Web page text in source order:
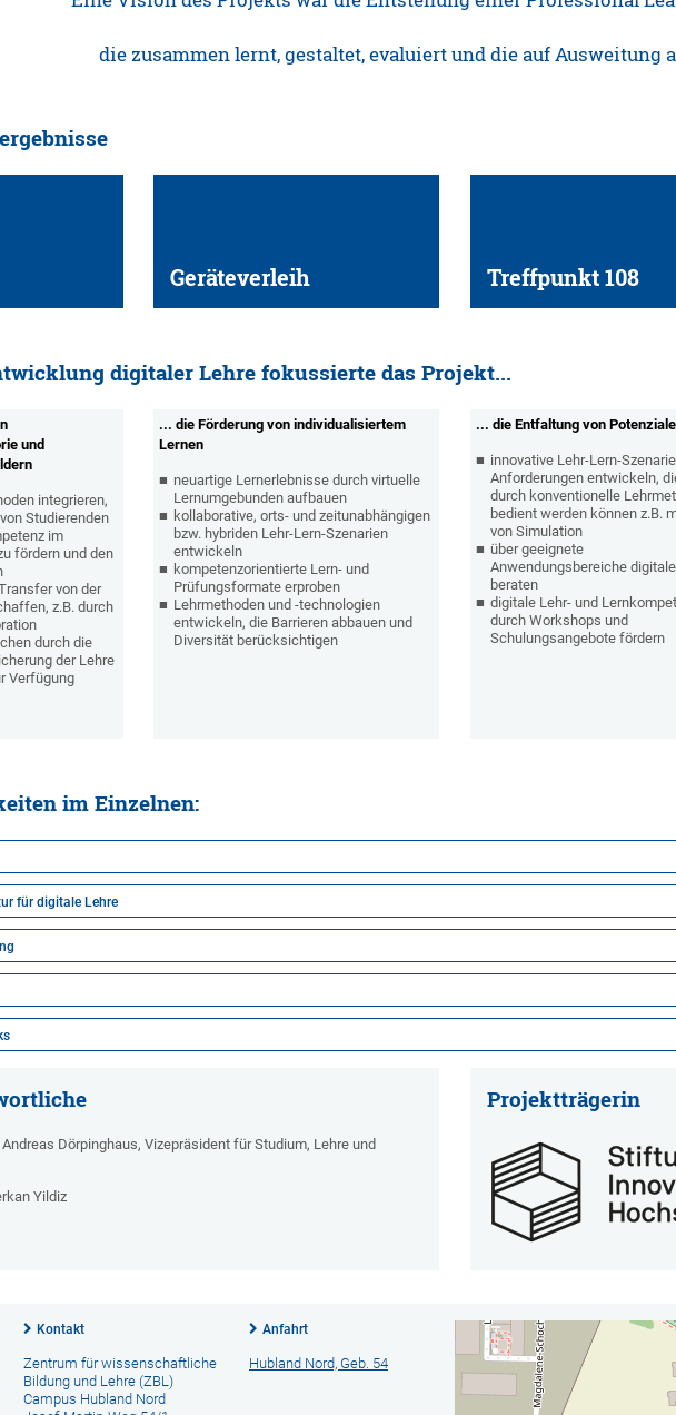
die zusammen lernt, gestaltet, evaluiert und die auf Ausweitung
Geräteverleih Treffpunkt 108
digitaler Lehre fokussierte das Projekt...
und
integrieren,
Studierenden
im
fördern und den
von der
z.B. durch
durch die
der Lehre
Verfügung
... die Förderung von individualisiertem
Lernen
neuartige Lernerlebnisse durch virtuelle
Lernumgebunden aufbauen
kollaborative, orts- und zeitunabhängigen
bzw. hybriden Lehr-Lern-Szenarien
entwickeln
kompetenzorientierte Lern- und
Prüfungsformate erproben
Lehrmethoden und -technologien
entwickeln, die Barrieren abbauen und
Diversität berücksichtigen
... die Entfaltung von
innovative Lehr-Lern-
Anforderungen entwickeln,
durch konventionelle
bedient werden können z.B.
von Simulation
über geeignete
Anwendungsbereiche
beraten
digitale Lehr- und
durch Workshops und
Schulungsangebote fördern
im Einzelnen:
für digitale Lehre
Andreas Dörpinghaus, Vizepräsident für Studium, Lehre und
Yildiz
Projektträgerin
Kontakt
Zentrum für wissenschaftliche
Bildung und Lehre (ZBL)
Campus Hubland Nord
Anfahrt
Hubland Nord, Geb. 54